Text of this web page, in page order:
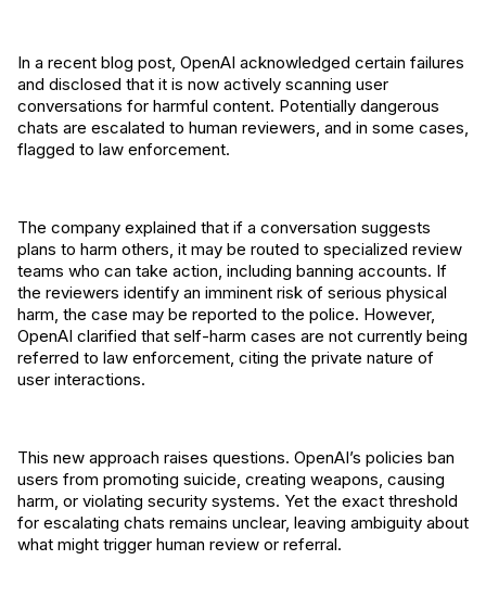
In a recent blog post, OpenAI acknowledged certain failures
and disclosed that it is now actively scanning user
conversations for harmful content. Potentially dangerous
chats are escalated to human reviewers, and in some cases,
flagged to law enforcement.
The company explained that if a conversation suggests
plans to harm others, it may be routed to specialized review
teams who can take action, including banning accounts. If
the reviewers identify an imminent risk of serious physical
harm, the case may be reported to the police. However,
OpenAI clarified that self-harm cases are not currently being
referred to law enforcement, citing the private nature of
user interactions.
This new approach raises questions. OpenAI’s policies ban
users from promoting suicide, creating weapons, causing
harm, or violating security systems. Yet the exact threshold
for escalating chats remains unclear, leaving ambiguity about
what might trigger human review or referral.